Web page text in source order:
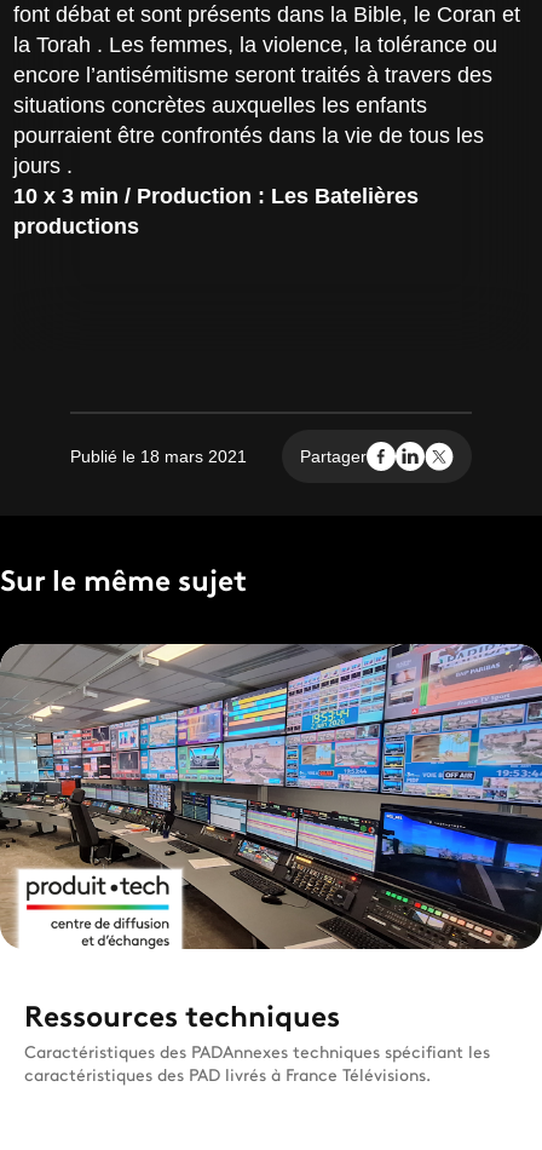
font débat et sont présents dans la Bible, le Coran et
la Torah . Les femmes, la violence, la tolérance ou
encore l’antisémitisme seront traités à travers des
situations concrètes auxquelles les enfants
pourraient être confrontés dans la vie de tous les
jours .
10 x 3 min / Production : Les Batelières
productions
Publié le 18 mars 2021 Partager
Sur le même sujet
Ressources techniques
Caractéristiques des PADAnnexes techniques spécifiant les
caractéristiques des PAD livrés à France Télévisions.